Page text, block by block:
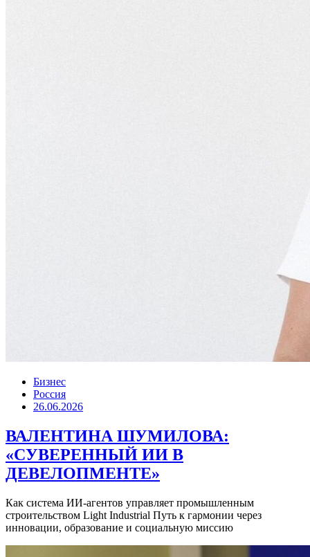
Бизнес
Россия
26.06.2026
ВАЛЕНТИНА ШУМИЛОВА:
«СУВЕРЕННЫЙ ИИ В
ДЕВЕЛОПМЕНТЕ»
Как система ИИ-агентов управляет промышленным
строительством Light Industrial Путь к гармонии через
инновации, образование и социальную миссию